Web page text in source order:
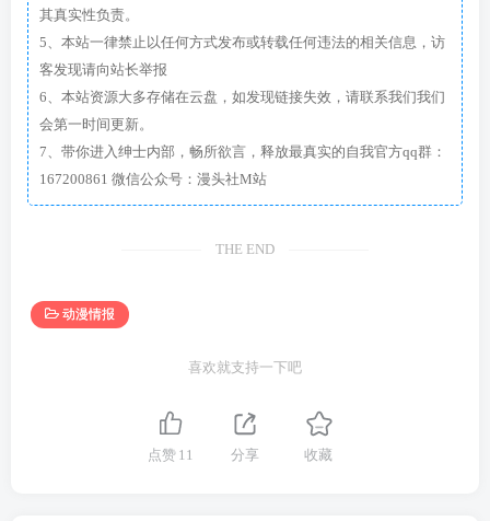
其真实性负责。
5、本站一律禁止以任何方式发布或转载任何违法的相关信息，访
客发现请向站长举报
6、本站资源大多存储在云盘，如发现链接失效，请联系我们我们
会第一时间更新。
7、带你进入绅士内部，畅所欲言，释放最真实的自我官方qq群：
167200861 微信公众号：漫头社M站
THE END
动漫情报
喜欢就支持一下吧
点赞 11 分享 收藏